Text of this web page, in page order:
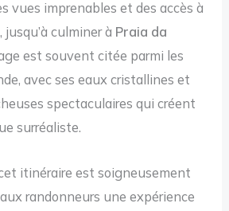
vues imprenables et des accès à
culminer à Praia da
est souvent citée parmi les
avec ses eaux cristallines et
spectaculaires qui créent
surréaliste.
itinéraire est soigneusement
randonneurs une expérience